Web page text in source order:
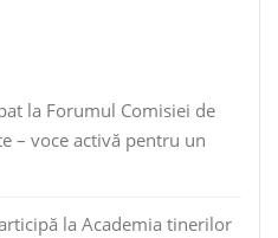
la Forumul Comisiei de
– voce activă pentru un
la Academia tinerilor